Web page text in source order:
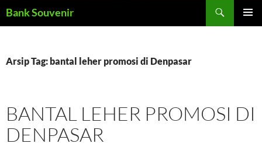
Bank Souvenir
Arsip Tag: bantal leher promosi di Denpasar
BANTAL LEHER PROMOSI DI
DENPASAR